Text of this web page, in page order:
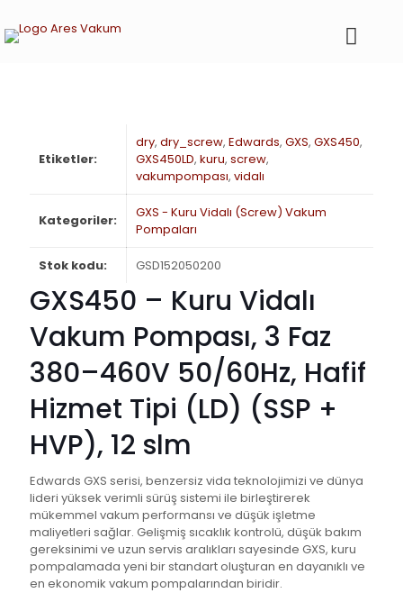
Etiketler:
dry, dry_screw, Edwards, GXS, GXS450,
GXS450LD, kuru, screw,
vakumpompası, vidalı
Kategoriler:
GXS - Kuru Vidalı (Screw) Vakum
Pompaları
Stok kodu: GSD152050200
GXS450 – Kuru Vidalı
Vakum Pompası, 3 Faz
380–460V 50/60Hz, Hafif
Hizmet Tipi (LD) (SSP +
HVP), 12 slm
Edwards GXS serisi, benzersiz vida teknolojimizi ve dünya
lideri yüksek verimli sürüş sistemi ile birleştirerek
mükemmel vakum performansı ve düşük işletme
maliyetleri sağlar. Gelişmiş sıcaklık kontrolü, düşük bakım
gereksinimi ve uzun servis aralıkları sayesinde GXS, kuru
pompalamada yeni bir standart oluşturan en dayanıklı ve
en ekonomik vakum pompalarından biridir.